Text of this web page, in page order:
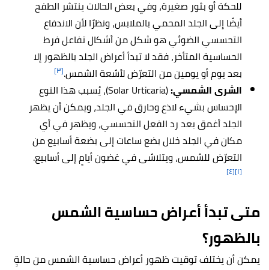
للحكة أو بثور صغيرة، وفي بعض الحالات ينتشر الطفح
أيضًا إلى الجلد المحمي بالملابس، ونظرًا لأن الاندفاع
التحسسي الضوئي هو شكل من أشكال تفاعل فرط
الحساسية المتأخر، فقد لا تبدأ أعراض الجلد بالظهور إلا
بعد يوم أو يومين من التعرّض لأشعة الشمس.[٣]
الشرى الشمسي:
(Solar Urticaria)، يُسبب هذا النوع
الإحساس بشيء لاذع وحارق في الجلد، ويمكن أن يظهر
الجلد أغمق بعد رد الفعل التحسسي، ويظهر في أي
مكان في الجلد خلال بضع ساعات إلى بضعة أسابيع من
التعرّض للشمس، ويتلاشى في غضون أيامٍ إلى أسابيع.
[١] [٤]
متى تبدأ أعراض حساسية الشمس
بالظهور؟
يمكن أن يختلف توقيت ظهور أعراض حساسية الشمس من حالةٍ